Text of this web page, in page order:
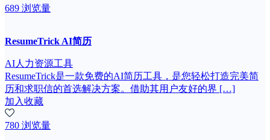
689 浏览量
ResumeTrick AI简历
AI人力资源工具
ResumeTrick是一款免费的AI简历工具，是您轻松打造完美简
历和求职信的首选解决方案。借助其用户友好的界 […]
加入收藏
780 浏览量